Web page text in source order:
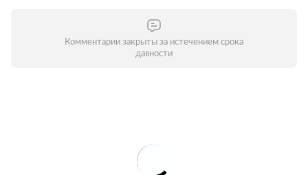
Комментарии закрыты за истечением срока
давности